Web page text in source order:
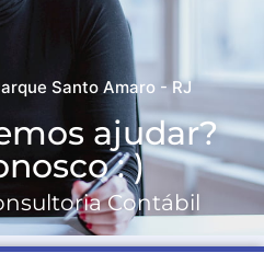
Santo Amaro - RJ
ajudar?
: )
Contábil